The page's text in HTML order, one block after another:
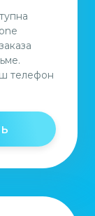
телефон